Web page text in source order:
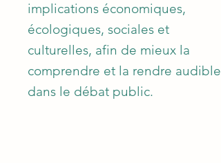
implications économiques,
écologiques, sociales et
culturelles, afin de mieux la
comprendre et la rendre audible
dans le débat public.